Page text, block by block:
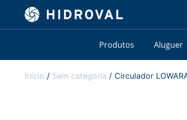
Produtos Aluguer
Início / Sem categoria / Circulador